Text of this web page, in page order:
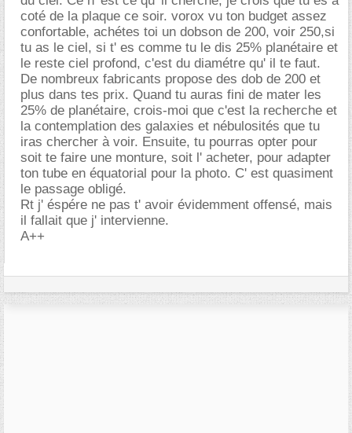
coté de la plaque ce soir. vorox vu ton budget assez
confortable, achétes toi un dobson de 200, voir 250,si
tu as le ciel, si t' es comme tu le dis 25% planétaire et
le reste ciel profond, c'est du diamétre qu' il te faut.
De nombreux fabricants propose des dob de 200 et
plus dans tes prix. Quand tu auras fini de mater les
25% de planétaire, crois-moi que c'est la recherche et
la contemplation des galaxies et nébulosités que tu
iras chercher à voir. Ensuite, tu pourras opter pour
soit te faire une monture, soit l' acheter, pour adapter
ton tube en équatorial pour la photo. C' est quasiment
le passage obligé.
Rt j' éspére ne pas t' avoir évidemment offensé, mais
il fallait que j' intervienne.
A++